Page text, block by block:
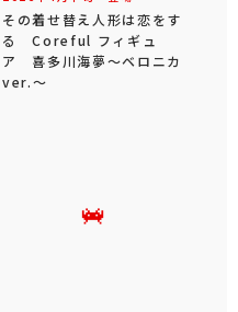
その着せ替え人形は恋をす
る Coreful フィギュ
ア 喜多川海夢～ベロニカ
ver.～